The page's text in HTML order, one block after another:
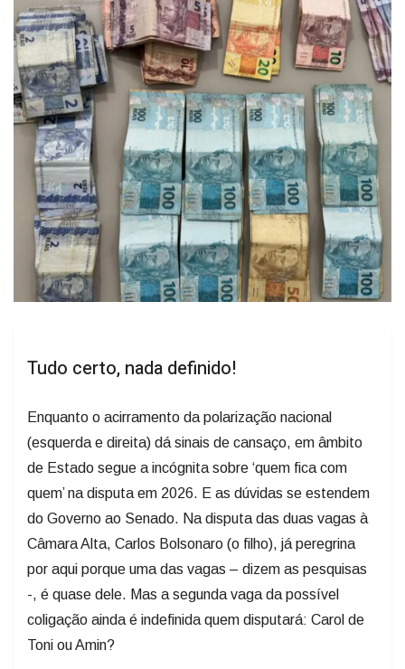
Tudo certo, nada definido!
Enquanto o acirramento da polarização nacional
(esquerda e direita) dá sinais de cansaço, em âmbito
de Estado segue a incógnita sobre ‘quem fica com
quem’ na disputa em 2026. E as dúvidas se estendem
do Governo ao Senado. Na disputa das duas vagas à
Câmara Alta, Carlos Bolsonaro (o filho), já peregrina
por aqui porque uma das vagas – dizem as pesquisas
-, é quase dele. Mas a segunda vaga da possível
coligação ainda é indefinida quem disputará: Carol de
Toni ou Amin?